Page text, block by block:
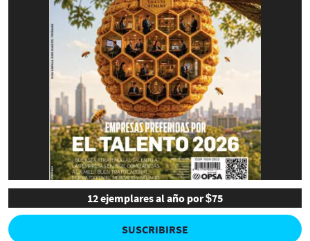
12 ejemplares al año por $75
SUSCRIBIRSE